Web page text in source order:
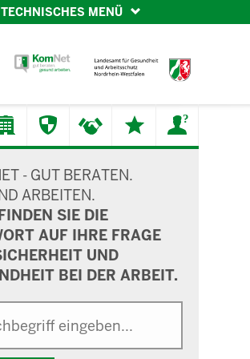
TECHNISCHES MENÜ
- GUT BERATEN.
ARBEITEN.
SIE DIE
AUF IHRE FRAGE
UND
BEI DER ARBEIT.